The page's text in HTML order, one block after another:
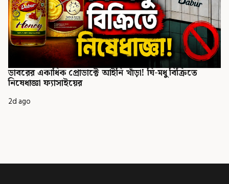
ডাবরের একাধিক প্রোডাক্টে আইনি খাঁড়া! ঘি-মধু বিক্রিতে
নিষেধাজ্ঞা ফ্যাসাইয়ের
2d ago